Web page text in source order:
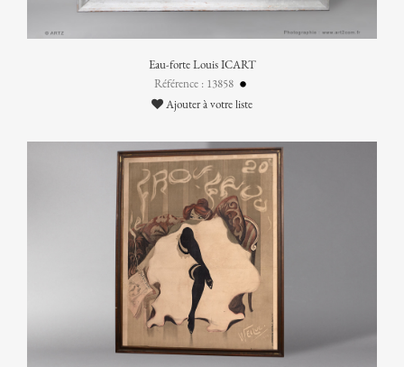
Eau-forte Louis ICART
Référence : 13858
Ajouter à votre liste